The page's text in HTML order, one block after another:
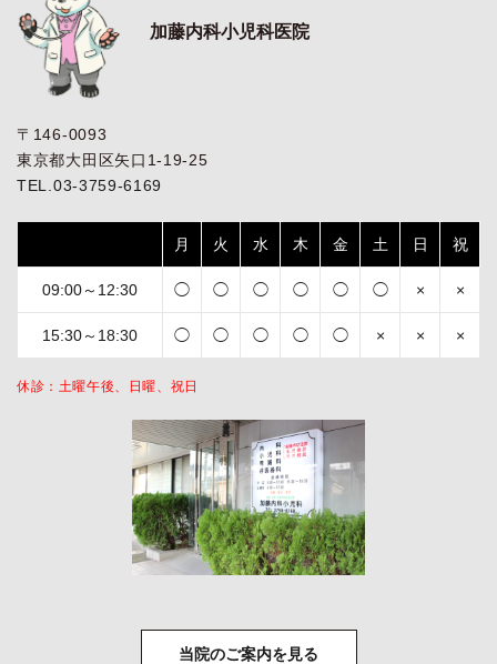
加藤内科小児科医院
〒146-0093
東京都大田区矢口1-19-25
TEL.03-3759-6169
月 火 水 木 金 土 日 祝
09:00～12:30 ◯ ◯ ◯ ◯ ◯ ◯ × ×
15:30～18:30 ◯ ◯ ◯ ◯ ◯ × × ×
休診：土曜午後、日曜、祝日
当院のご案内を見る